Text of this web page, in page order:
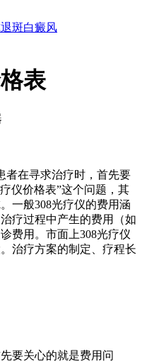
斑白癜风
表
者在寻求治疗时，首先要
仪价格表”这个问题，其
一般308光疗仪的费用涵
疗过程中产生的费用（如
费用。市面上308光疗仪
治疗方案的制定、疗程长
要关心的就是费用问